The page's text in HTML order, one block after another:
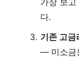
다.
기존 고금
— 미소금